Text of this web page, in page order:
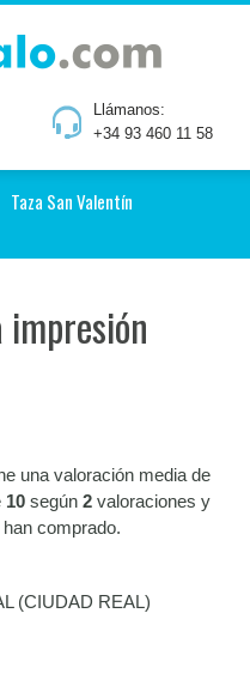
Llámanos:
+34 93 460 11 58
Taza San Valentín
impresión
una valoración media de
10 según 2 valoraciones y
comprado.
(CIUDAD REAL)